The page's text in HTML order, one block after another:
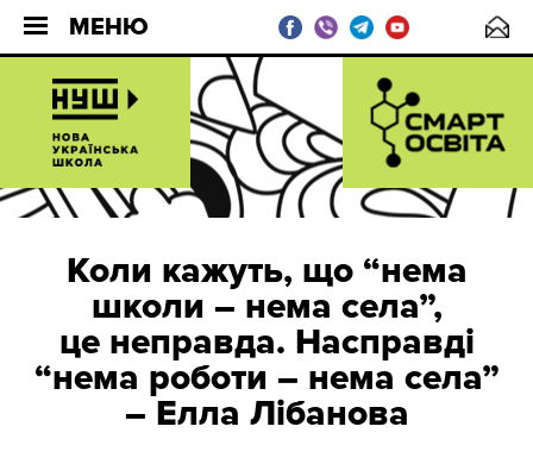
МЕНЮ
Коли кажуть, що “нема
школи – нема села”,
це неправда. Насправді
“нема роботи – нема села”
– Елла Лібанова